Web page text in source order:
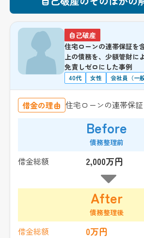
自己破産
住宅ローンの連帯保証を
上の債務を、少額管財に
免責しゼロにした事例
40代 女性 会社員（一般
借金の理由 住宅ローンの連帯保
Before
債務整理前
借金総額 2,000万円
After
債務整理後
借金総額 0万円